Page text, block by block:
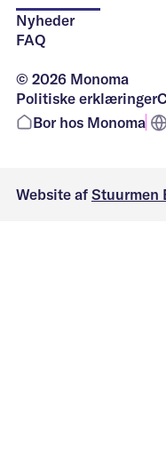
Nyheder
FAQ
© 2026 Monoma
Politiske erklæringer
Bor hos Monoma
Website afStuurmen